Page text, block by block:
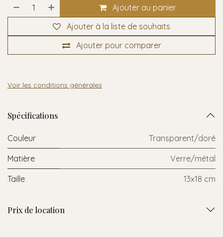
Ajouter au panier
Ajouter pour comparer
Ajouter à la liste de souhaits
Voir les conditions générales
Spécifications
Couleur Transparent/doré
Matière Verre/métal
Taille 13x18 cm
Prix de location